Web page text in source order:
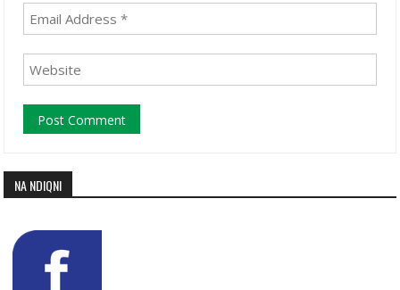
NA NDIQNI